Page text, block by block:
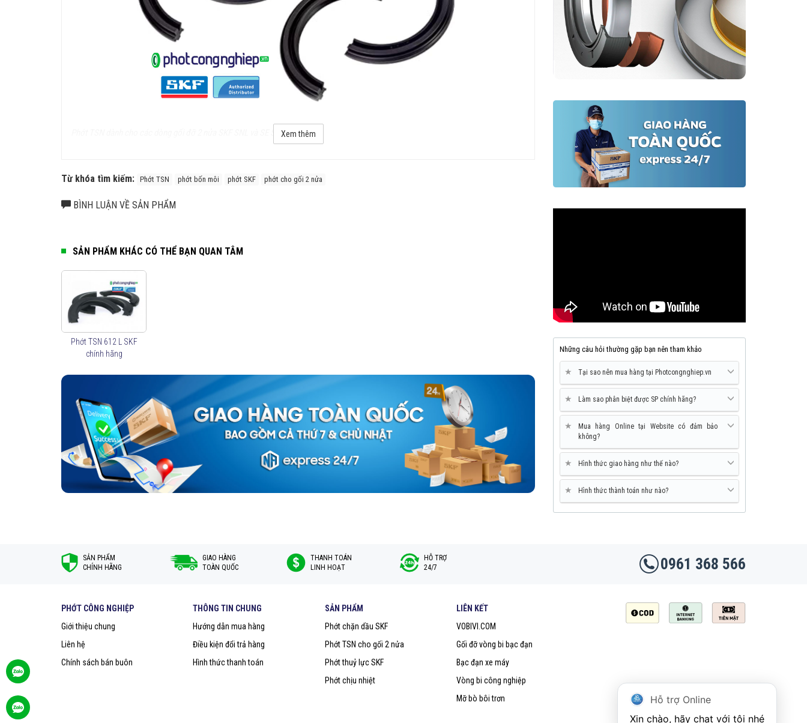
Phớt TSN dành cho các dòng gối đỡ 2 nửa SKF SNL và SE Series 2, 3, 5, 6
Đại lý uỷ quyền SKF để đảm bảo sản phẩm chính hãng - Chúng tôi cam kết hoàn tiền 100 lần nếu phát hiện hàng giả,
hàng nhái từ hệ thống của chúng tôi. Liên hệ ngay với chúng tôi để được tư vấn kỹ hơn về các sản phẩm
hãng
Xem thêm
Từ khóa tìm kiếm: Phớt TSN phớt bốn môi phớt SKF phớt cho gối 2 nửa
BÌNH LUẬN VỀ SẢN PHẨM
SẢN PHẨM KHÁC CÓ THỂ BẠN QUAN TÂM
Phớt TSN 612 L SKF
chính hãng
Những câu hỏi thường gặp bạn nên tham khảo
★ Tại sao nên mua hàng tại Photcongnghiep.vn
★ Làm sao phân biệt được SP chính hãng?
★
Mua hàng Online tại Website có đảm bảo
không?
★ Hình thức giao hàng như thế nào?
★ Hình thức thành toán như nào?
SẢN PHẨM
CHÍNH HÃNG
GIAO HÀNG
TOÀN QUỐC
THANH TOÁN
LINH HOẠT
HỖ TRỢ
24/7
0961 368 566
PHỚT CÔNG NGHIỆP
Giới thiệu chung
Liên hệ
Chính sách bán buôn
THÔNG TIN CHUNG
Hướng dẫn mua hàng
Điều kiện đổi trả hàng
Hình thức thanh toán
SẢN PHẨM
Phớt chặn dầu SKF
Phớt TSN cho gối 2 nửa
Phớt thuỷ lực SKF
Phớt chịu nhiệt
LIÊN KẾT
VOBIVI.COM
Gối đỡ vòng bi bạc đạn
Bạc đạn xe máy
Vòng bi công nghiệp
Mỡ bò bôi trơn
Hỗ trợ Online
Xin chào, hãy chat với tôi nhé